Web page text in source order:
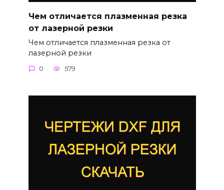
Чем отличается плазменная резка
от лазерной резки
Чем отличается плазменная резка от
лазерной резки
0 579